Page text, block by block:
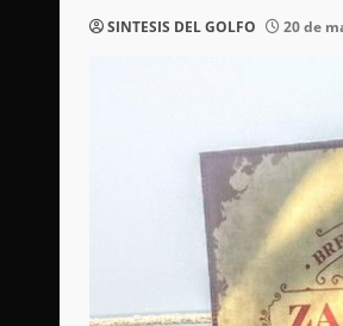
SINTESIS DEL GOLFO 20 de